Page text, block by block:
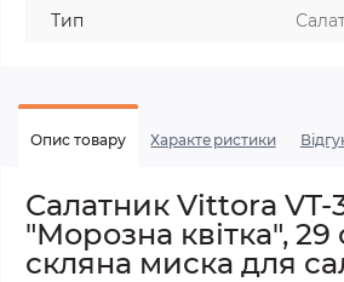
Тип
Опис товару Характеристики
Салатник Vittora VT-
"Морозна квітка",
скляна миска для